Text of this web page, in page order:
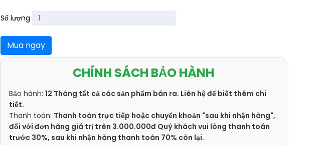
Số lượng
Mua ngay
CHÍNH SÁCH BẢO HÀNH
Bảo hành: 12 Tháng tất cả các sản phẩm bán ra. Liên hệ để biết thêm chi
tiết.
Thanh toán: Thanh toán trực tiếp hoặc chuyển khoản "sau khi nhận hàng",
đối với đơn hàng giá trị trên 3.000.000đ Quý khách vui lòng thanh toán
trước 30%, sau khi nhận hàng thanh toán 70% còn lại.